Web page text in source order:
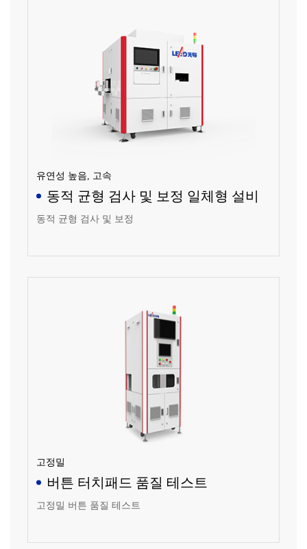
유연성 높음, 고속
동적 균형 검사 및 보정 일체형 설비
동적 균형 검사 및 보정
고정밀
버튼 터치패드 품질 테스트
고정밀 버튼 품질 테스트